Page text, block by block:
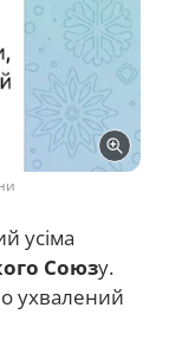
усіма
Союзу.
ухвалений